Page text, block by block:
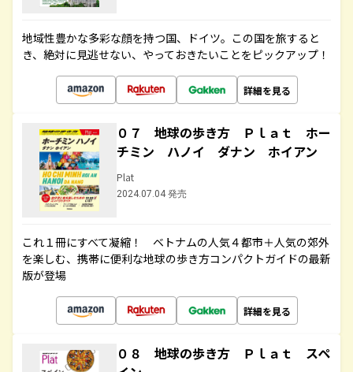
地域性豊かな多彩な顔を持つ国、ドイツ。この国を旅すると
き、絶対に見逃せない、やっておきたいことをピックアップ！
詳細を見る
０７ 地球の歩き方 Ｐｌａｔ ホー
チミン ハノイ ダナン ホイアン
Plat
2024.07.04 発売
これ１冊にすべて凝縮！ ベトナムの人気４都市＋人気の郊外
を楽しむ、携帯に便利な地球の歩き方コンパクトガイドの最新
版が登場
詳細を見る
０８ 地球の歩き方 Ｐｌａｔ スペ